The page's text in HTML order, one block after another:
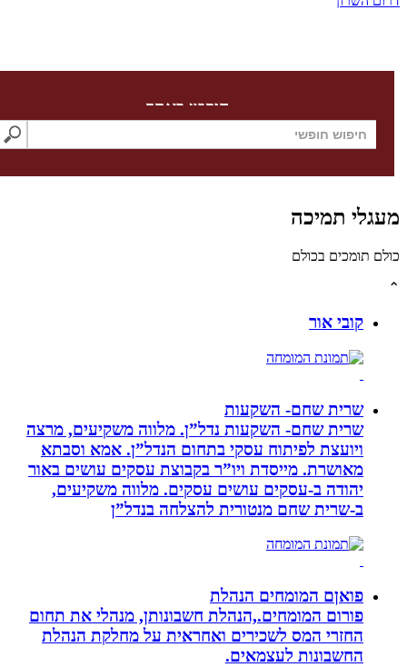
חיפוש באתר
תמיכה
בכולם
קובי אור
שרית שחם- השקעות
שרית שחם- השקעות נדל”ן. מלווה משקיעים, מרצה
ויועצת לפיתוח עסקי בתחום הנדל”ן. אמא וסבתא
מאושרת. ‏מייסדת ויו”ר בקבוצת עסקים עושים באור
יהודה‏ ב-‏עסקים עושים עסקים‏. ‏מלווה משקיעים,
ב-‏שרית שחם מנטורית להצלחה בנדל”ן‏
פואןם המומחים הנהלת
פורום המומחים.,הנהלת חשבונותן, מנהלי את תחום
החזרי המס לשכירים ואחראית על מחלקת הנהלת
החשבונות לעצמאים.